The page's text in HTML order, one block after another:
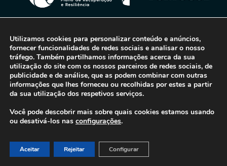
© 2016-2026 - Gonti Contabilidade e Gestão -Política de Privacidade
Livro de Reclamações
Utilizamos cookies para personalizar conteúdo e anúncios,
fornecer funcionalidades de redes sociais e analisar o nosso
tráfego. Também partilhamos informações acerca da sua
utilização do site com os nossos parceiros de redes sociais, de
publicidade e de análise, que as podem combinar com outras
informações que lhes forneceu ou recolhidas por estes a partir
da sua utilização dos respetivos serviços.
Você pode descobrir mais sobre quais cookies estamos usando
ou desativá-los nas configurações.
Aceitar Rejeitar Configurar